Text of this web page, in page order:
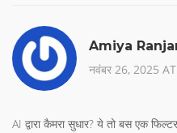
Amiya
नवंबर 26, 2025
AI द्वारा कैमरा सुधार? ये तो बस एक